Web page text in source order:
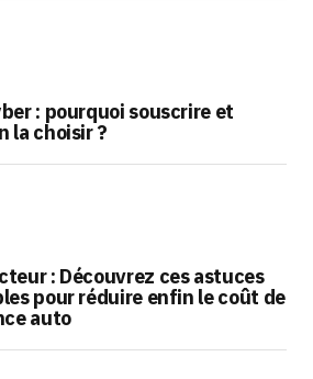
: pourquoi souscrire et
la choisir ?
: Découvrez ces astuces
pour réduire enfin le coût de
auto